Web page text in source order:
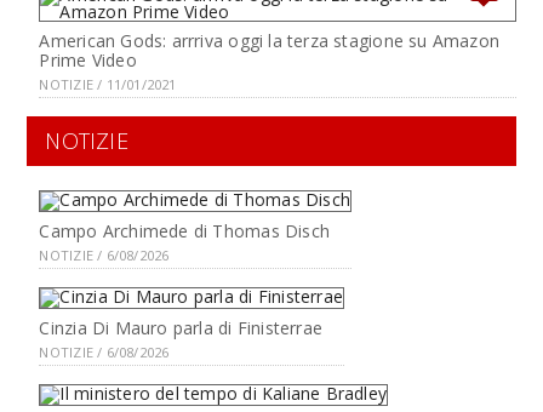
American Gods: arrriva oggi la terza stagione su Amazon
Prime Video
NOTIZIE / 11/01/2021
NOTIZIE
Campo Archimede di Thomas Disch
NOTIZIE / 6/08/2026
Cinzia Di Mauro parla di Finisterrae
NOTIZIE / 6/08/2026